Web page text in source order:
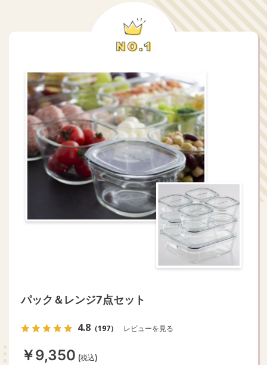
パック＆レンジ7点セット
4.8 （197） レビューを見る
￥9,350 (税込)